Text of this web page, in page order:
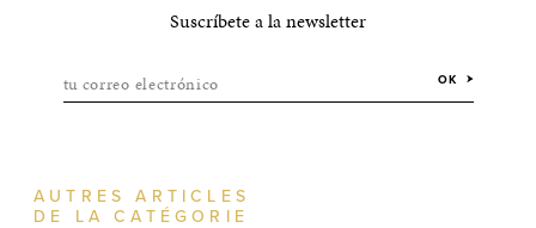
Suscríbete a la newsletter
tu correo electrónico OK
AUTRES ARTICLES
DE LA CATÉGORIE